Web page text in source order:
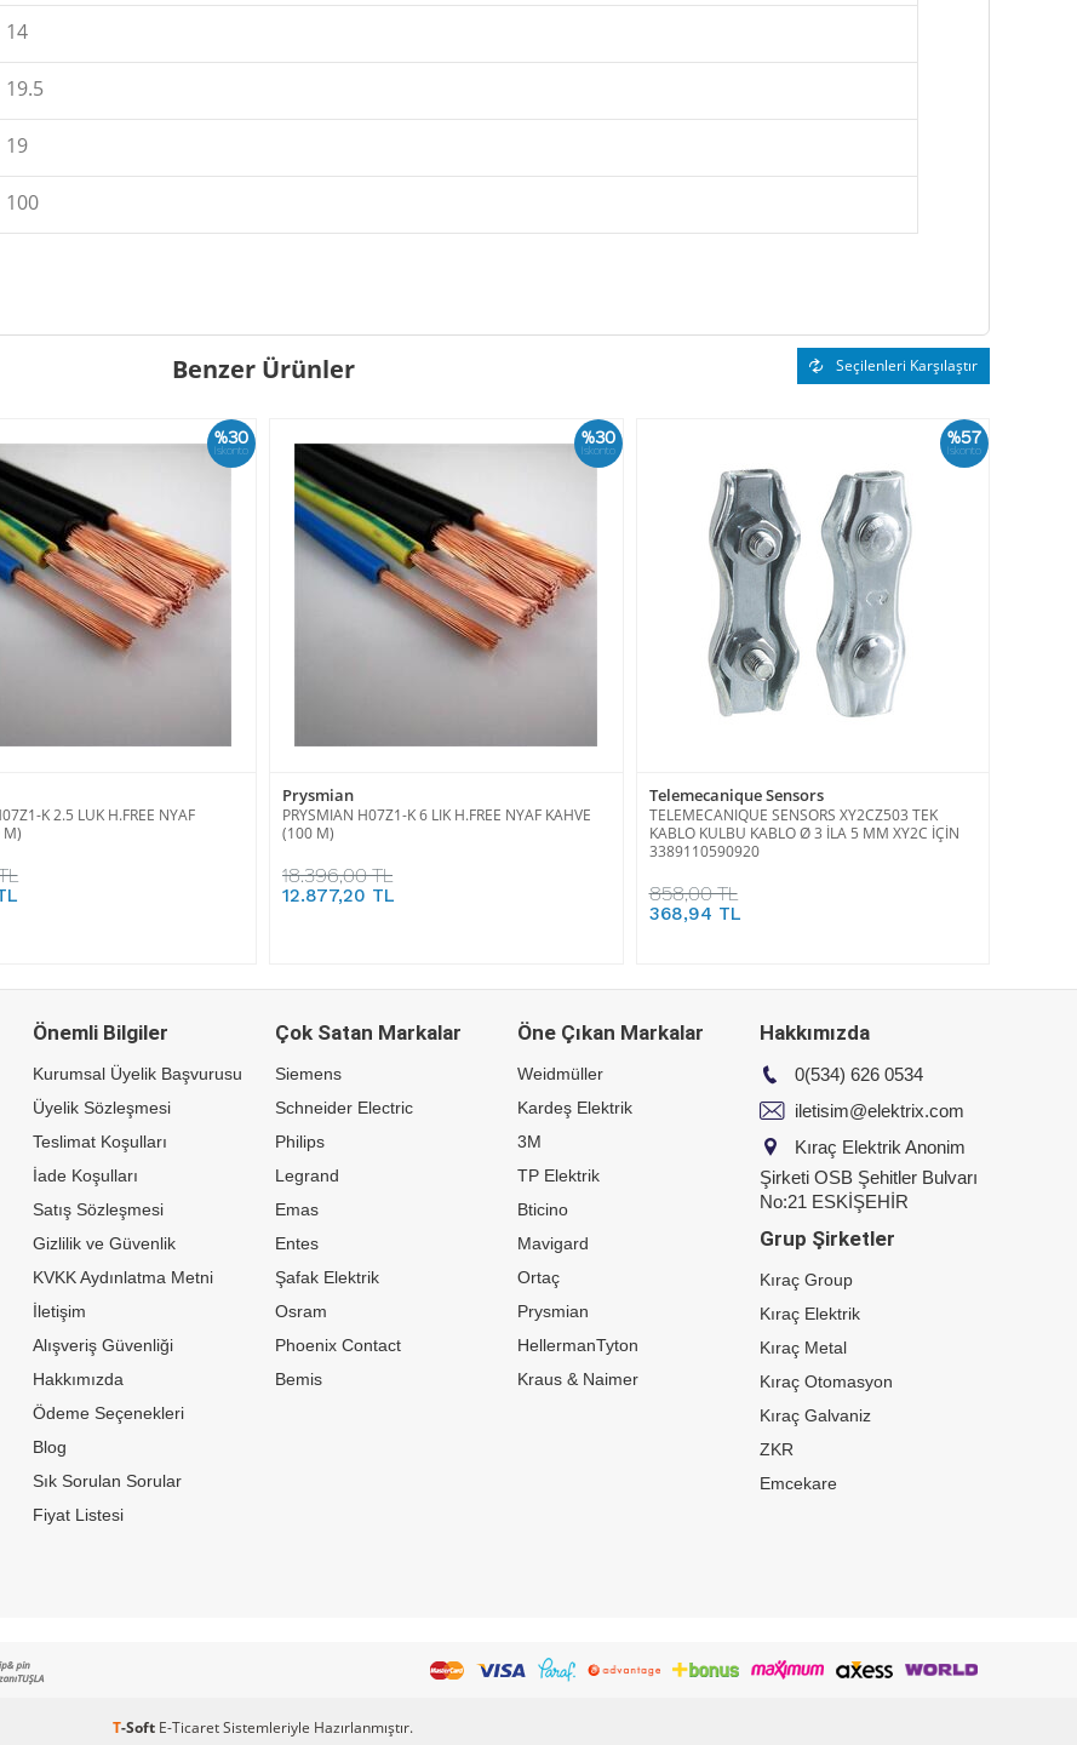
14
19.5
19
100
Benzer Ürünler Seçilenleri Karşılaştır
%30
İskonto
K 2.5 LUK H.FREE NYAF
M)
%30
İskonto
Prysmian
PRYSMIAN H07Z1-K 6 LIK H.FREE NYAF KAHVE
(100 M)
18.396,00 TL
12.877,20 TL
%57
İskonto
Telemecanique Sensors
TELEMECANIQUE SENSORS XY2CZ503 TEK
KABLO KULBU KABLO Ø 3 İLA 5 MM XY2C İÇİN
3389110590920
858,00 TL
368,94 TL
Önemli Bilgiler
Kurumsal Üyelik Başvurusu
Üyelik Sözleşmesi
Teslimat Koşulları
İade Koşulları
Satış Sözleşmesi
Gizlilik ve Güvenlik
KVKK Aydınlatma Metni
İletişim
Alışveriş Güvenliği
Hakkımızda
Ödeme Seçenekleri
Blog
Sık Sorulan Sorular
Fiyat Listesi
Çok Satan Markalar
Siemens
Schneider Electric
Philips
Legrand
Emas
Entes
Şafak Elektrik
Osram
Phoenix Contact
Bemis
Öne Çıkan Markalar
Weidmüller
Kardeş Elektrik
3M
TP Elektrik
Bticino
Mavigard
Ortaç
Prysmian
HellermanTyton
Kraus & Naimer
Hakkımızda
0(534) 626 0534
iletisim@elektrix.com
Kıraç Elektrik Anonim
Şirketi OSB Şehitler Bulvarı
No:21 ESKİŞEHİR
Grup Şirketler
Kıraç Group
Kıraç Elektrik
Kıraç Metal
Kıraç Otomasyon
Kıraç Galvaniz
ZKR
Emcekare
T-Soft E-TicaretSistemleriyle Hazırlanmıştır.